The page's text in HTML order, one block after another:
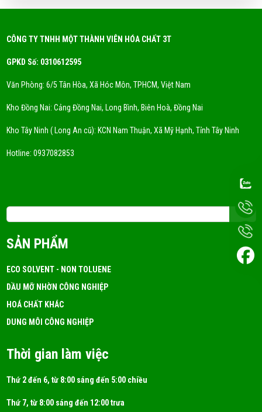
FRI 05, 2026
Xu Hướng Dung Môi Thân Thiện Môi Trường - Eco
FRI 05, 2026
DUNG MÔI CYCLOHEXANE UY TÍN
FRI 05, 2026
Dung Môi A150 Là Gì? Ứng Dụng!
CÔNG TY TNHH MỘT THÀNH VIÊN HÓA CHẤT 3T
GPKD Số: 0310612595
Văn Phòng: 6/5 Tân Hòa, Xã Hóc Môn, TPHCM, Việt Nam
Kho Đồng Nai: Cảng Đồng Nai, Long Bình, Biên Hoà, Đồng Nai
Kho Tây Ninh ( Long An cũ): KCN Nam Thuận, Xã Mỹ Hạnh, Tỉnh Tây Ninh
Hotline: 0937082853
SẢN PHẨM
ECO SOLVENT - NON TOLUENE
DẦU MỠ NHỜN CÔNG NGHIỆP
HOÁ CHẤT KHÁC
DUNG MÔI CÔNG NGHIỆP
Thời gian làm việc
Thứ 2 đến 6, từ 8:00 sáng đến 5:00 chiều
Thứ 7, từ 8:00 sáng đến 12:00 trưa